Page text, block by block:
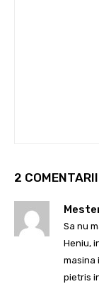
2 COMENTARII
Sa nu
Heniu,
masina
pietris